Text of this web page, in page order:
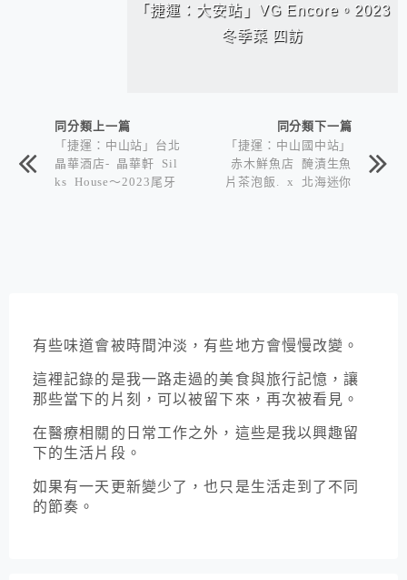
「捷運：大安站」VG Encore。2023
冬季菜 四訪
同分類上一篇
「捷運：中山站」台北
晶華酒店- 晶華軒 Sil
ks House～2023尾牙
同分類下一篇
「捷運：中山國中站」
赤木鮮魚店 醃漬生魚
片茶泡飯. x 北海迷你
有些味道會被時間沖淡，有些地方會慢慢改變。
這裡記錄的是我一路走過的美食與旅行記憶，讓
那些當下的片刻，可以被留下來，再次被看見。
在醫療相關的日常工作之外，這些是我以興趣留
下的生活片段。
如果有一天更新變少了，也只是生活走到了不同
的節奏。